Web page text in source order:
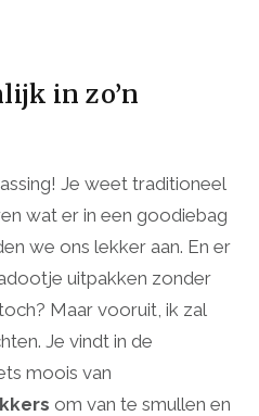
in zo’n
Je weet traditioneel
wat er in een goodiebag
we ons lekker aan. En er
uitpakken zonder
Maar vooruit, ik zal
Je vindt in de
moois van
om van te smullen en